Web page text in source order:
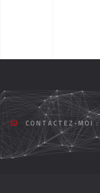
CONTACTEZ-MOI :